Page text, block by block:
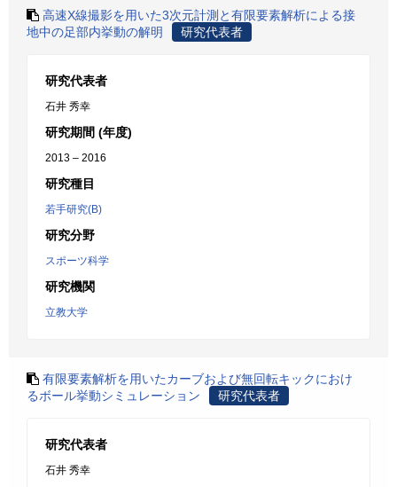
高速X線撮影を用いた3次元計測と有限要素解析による接
地中の足部内挙動の解明
研究代表者
研究代表者
石井 秀幸
研究期間 (年度)
2013 – 2016
研究種目
若手研究(B)
研究分野
スポーツ科学
研究機関
立教大学
有限要素解析を用いたカーブおよび無回転キックにおけ
るボール挙動シミュレーション
研究代表者
研究代表者
石井 秀幸